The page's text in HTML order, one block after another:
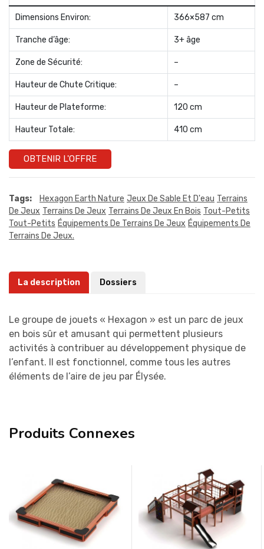
Dimensions Environ: 366×587 cm
Tranche d’âge: 3+ âge
Zone de Sécurité: –
Hauteur de Chute Critique: –
Hauteur de Plateforme: 120 cm
Hauteur Totale: 410 cm
OBTENIR L'OFFRE
Tags: Hexagon Earth Nature Jeux De Sable Et D'eau Terrains
De Jeux Terrains De Jeux Terrains De Jeux En Bois Tout-Petits
Tout-Petits Équipements De Terrains De Jeux Équipements De
Terrains De Jeux.
La description Dossiers
Le groupe de jouets « Hexagon » est un parc de jeux
en bois sûr et amusant qui permettent plusieurs
activités à contribuer au développement physique de
l’enfant. Il est fonctionnel, comme tous les autres
éléments de l’aire de jeu par Élysée.
Produits Connexes